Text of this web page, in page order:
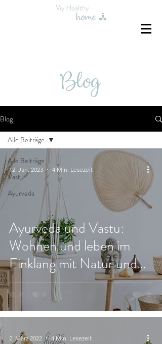
Blog
Blog
Alle Beiträge
Vastu
Ayurveda
Alle Beiträge
Ayurveda und Vastu:
Wohnen und leben im
Einklang mit Natur und
Kosmos
12. Jan. 2023 4 Min. Lesezeit
2. März 2022 4 Min. Lesezeit